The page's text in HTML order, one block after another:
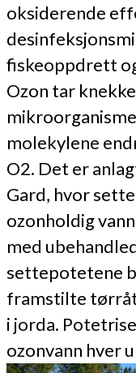
oksiderende
fiskeoppdrett
Ozon tar
molekylene
O2. Det er
Gard, hvor
ozonholdig
med
settepotetene
framstilte
i jorda.
ozonvann hver